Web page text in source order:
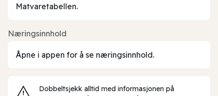
Matvaretabellen.
Næringsinnhold
Åpne i appen for å se næringsinnhold.
Dobbeltsjekk alltid med informasjonen på